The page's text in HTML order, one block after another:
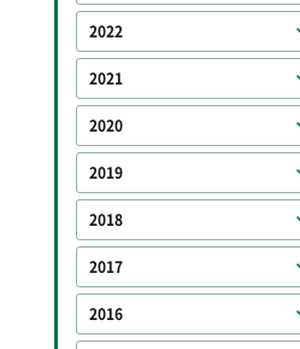
2022
2021
2020
2019
2018
2017
2016